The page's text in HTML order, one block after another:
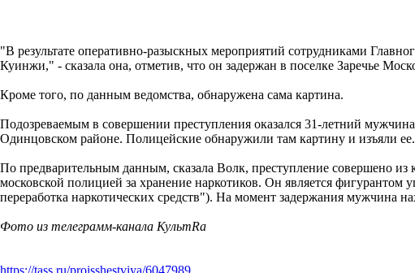
"В результате оперативно-разыскных мероприятий сотрудниками
Куинжи," - сказала она, отметив, что он задержан в поселке Заречье
Кроме того, по данным ведомства, обнаружена сама картина.
Подозреваемым в совершении преступления оказался 31-летний
Одинцовском районе. Полицейские обнаружили там картину и изъяли
По предварительным данным, сказала Волк, преступление совершено
московской полицией за хранение наркотиков. Он является фигурантом
переработка наркотических средств"). На момент задержания мужчина
Фото из телеграмм-канала КультRа
https://tass.ru/proisshestviya/6047989